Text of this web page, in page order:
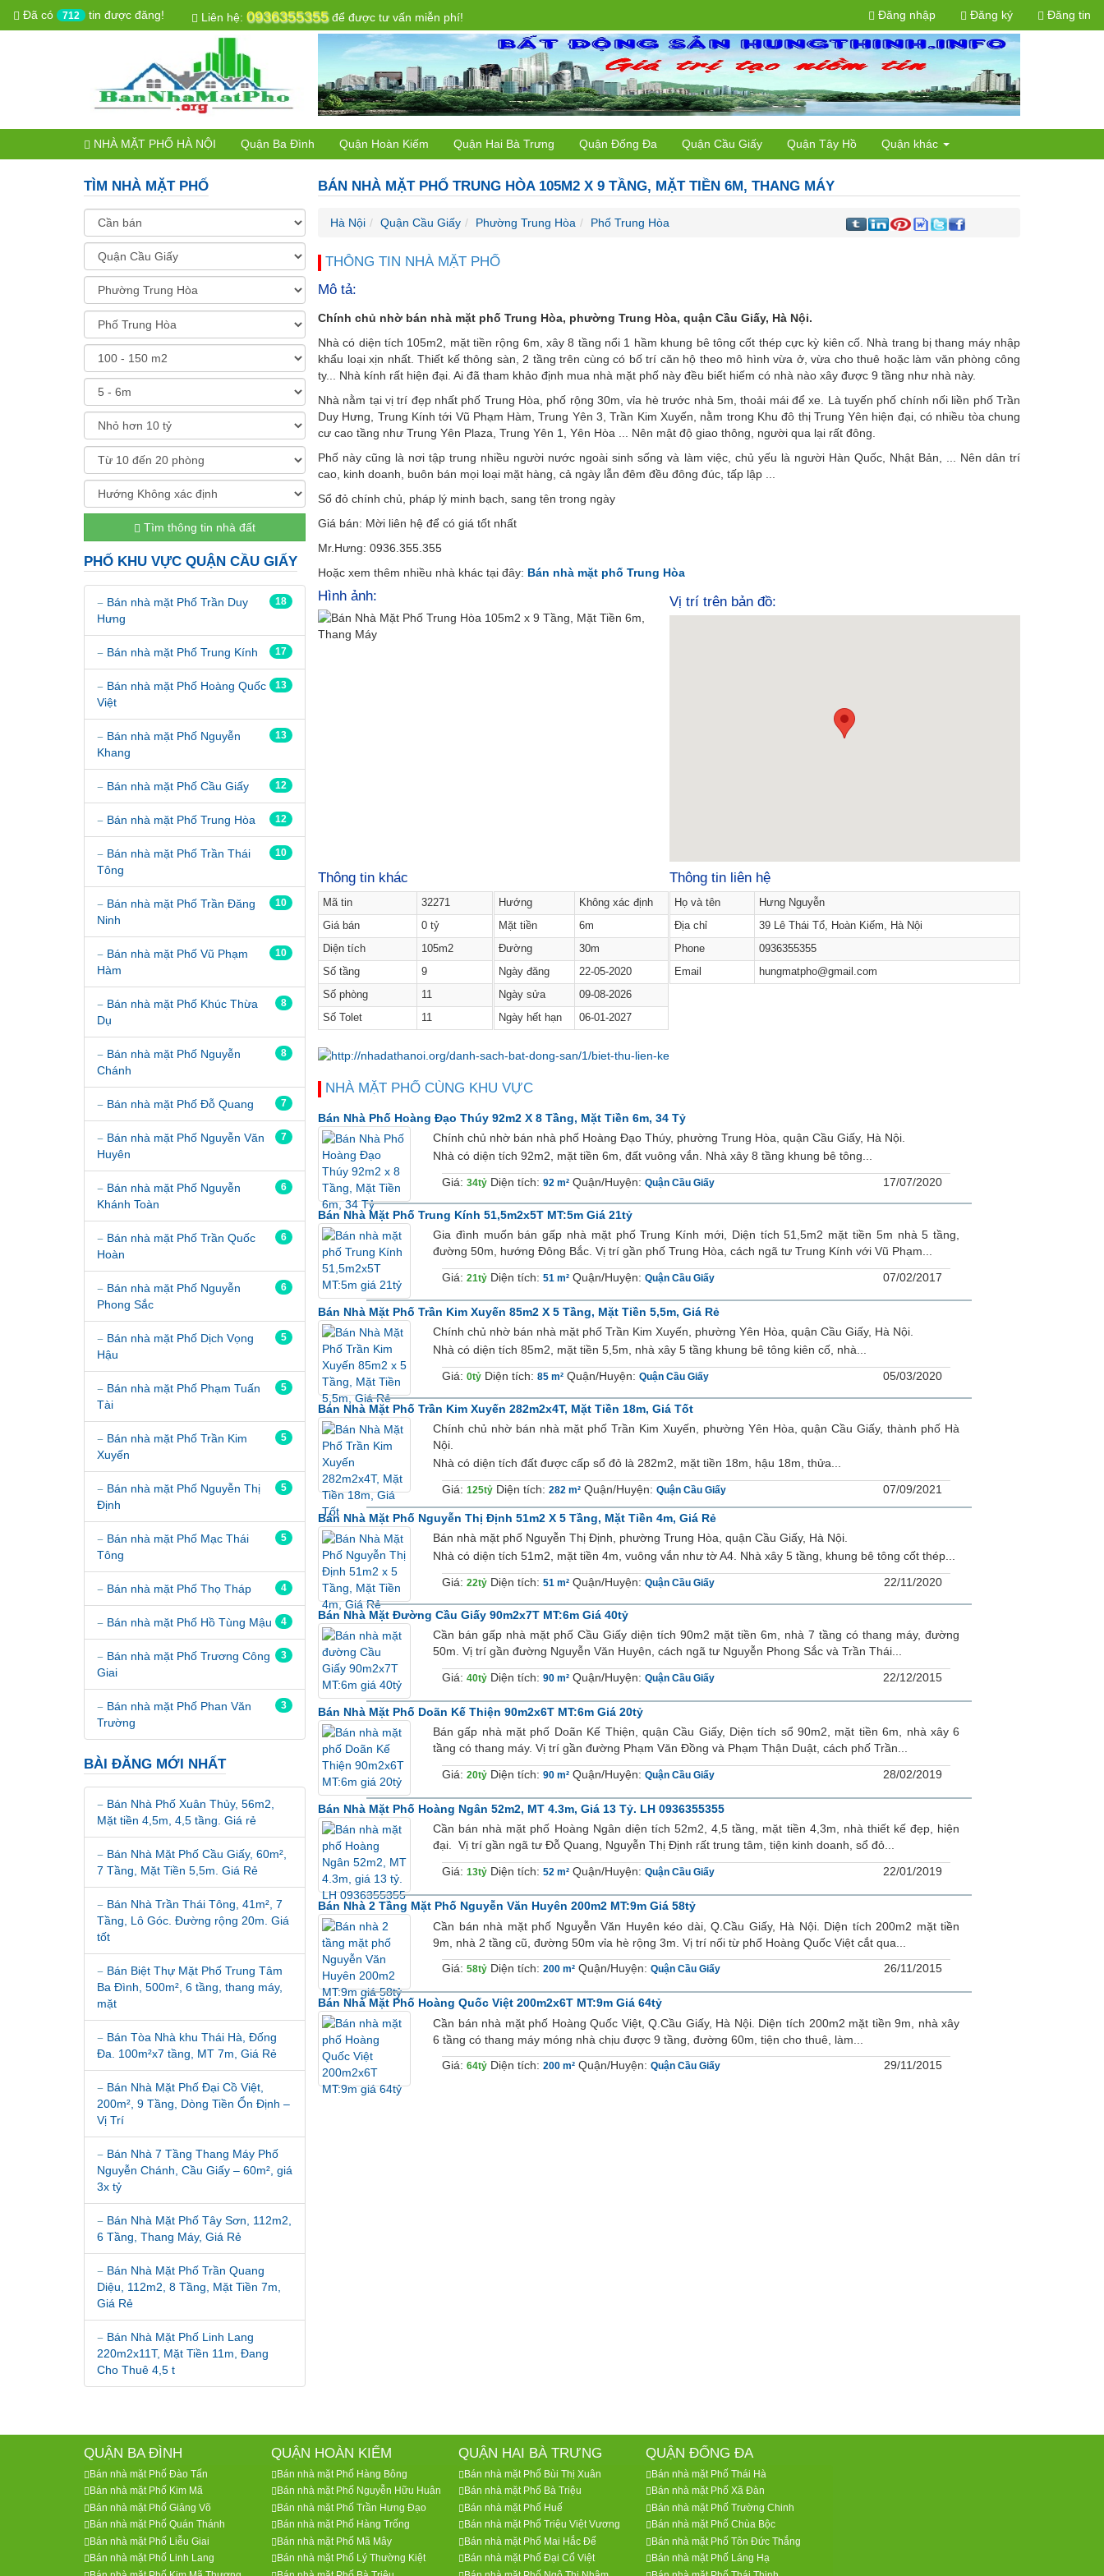
Đã có 712 tin được đăng! Liên hệ:0936355355để được tư vấn miễn phí! Đăng nhập Đăng ký Đăng tin
NHÀ MẶT PHỐ HÀ NỘI Quận Ba Đình Quận Hoàn Kiếm Quận Hai Bà Trưng Quận Đống Đa Quận Cầu Giấy Quận Tây Hồ Quận khác
TÌM NHÀ MẶT PHỐ
Tìm thông tin nhà đất
PHỐ KHU VỰC QUẬN CẦU GIẤY
18
Bán nhà mặt Phố Trần Duy
Hưng
17
Bán nhà mặt Phố Trung Kính
13
Bán nhà mặt Phố Hoàng Quốc
Việt
13
Bán nhà mặt Phố Nguyễn
Khang
12
Bán nhà mặt Phố Cầu Giấy
12
Bán nhà mặt Phố Trung Hòa
10
Bán nhà mặt Phố Trần Thái
Tông
10
Bán nhà mặt Phố Trần Đăng
Ninh
10
Bán nhà mặt Phố Vũ Phạm
Hàm
8
Bán nhà mặt Phố Khúc Thừa
Dụ
8
Bán nhà mặt Phố Nguyễn
Chánh
7
Bán nhà mặt Phố Đỗ Quang
7
Bán nhà mặt Phố Nguyễn Văn
Huyên
6
Bán nhà mặt Phố Nguyễn
Khánh Toàn
6
Bán nhà mặt Phố Trần Quốc
Hoàn
6
Bán nhà mặt Phố Nguyễn
Phong Sắc
5
Bán nhà mặt Phố Dịch Vọng
Hậu
5
Bán nhà mặt Phố Phạm Tuấn
Tài
5
Bán nhà mặt Phố Trần Kim
Xuyến
5
Bán nhà mặt Phố Nguyễn Thị
Định
5
Bán nhà mặt Phố Mạc Thái
Tông
4
Bán nhà mặt Phố Thọ Tháp
4
Bán nhà mặt Phố Hồ Tùng Mậu
3
Bán nhà mặt Phố Trương Công
Giai
3
Bán nhà mặt Phố Phan Văn
Trường
BÀI ĐĂNG MỚI NHẤT
Bán Nhà Phố Xuân Thủy, 56m2,
Mặt tiền 4,5m, 4,5 tầng. Giá rẻ
Bán Nhà Mặt Phố Cầu Giấy, 60m²,
7 Tầng, Mặt Tiền 5,5m. Giá Rẻ
Bán Nhà Trần Thái Tông, 41m², 7
Tầng, Lô Góc. Đường rộng 20m. Giá
tốt
Bán Biệt Thự Mặt Phố Trung Tâm
Ba Đình, 500m², 6 tầng, thang máy,
mặt
Bán Tòa Nhà khu Thái Hà, Đống
Đa. 100m²x7 tầng, MT 7m, Giá Rẻ
Bán Nhà Mặt Phố Đại Cồ Việt,
200m², 9 Tầng, Dòng Tiền Ổn Định –
Vị Trí
Bán Nhà 7 Tầng Thang Máy Phố
Nguyễn Chánh, Cầu Giấy – 60m², giá
3x tỷ
Bán Nhà Mặt Phố Tây Sơn, 112m2,
6 Tầng, Thang Máy, Giá Rẻ
Bán Nhà Mặt Phố Trần Quang
Diệu, 112m2, 8 Tầng, Mặt Tiền 7m,
Giá Rẻ
Bán Nhà Mặt Phố Linh Lang
220m2x11T, Mặt Tiền 11m, Đang
Cho Thuê 4,5 t
BÁN NHÀ MẶT PHỐ TRUNG HÒA 105M2 X 9 TẦNG, MẶT TIỀN 6M, THANG MÁY
Hà Nội Quận Cầu Giấy Phường Trung Hòa Phố Trung Hòa
THÔNG TIN NHÀ MẶT PHỐ
Mô tả:
Chính chủ nhờ bán nhà mặt phố Trung Hòa, phường Trung Hòa, quận Cầu Giấy, Hà Nội.
Nhà có diện tích 105m2, mặt tiền rộng 6m, xây 8 tầng nổi 1 hầm khung bê tông cốt thép cực kỳ kiên cố. Nhà trang bị thang máy nhập
khẩu loại xịn nhất. Thiết kế thông sàn, 2 tầng trên cùng có bố trí căn hộ theo mô hình vừa ở, vừa cho thuê hoặc làm văn phòng công
ty... Nhà kính rất hiện đại. Ai đã tham khảo định mua nhà mặt phố này đều biết hiếm có nhà nào xây được 9 tầng như nhà này.
Nhà nằm tại vị trí đẹp nhất phố Trung Hòa, phố rộng 30m, vỉa hè trước nhà 5m, thoải mái để xe. Là tuyến phố chính nối liền phố Trần
Duy Hưng, Trung Kính tới Vũ Phạm Hàm, Trung Yên 3, Trần Kim Xuyến, nằm trong Khu đô thị Trung Yên hiện đại, có nhiều tòa chung
cư cao tầng như Trung Yên Plaza, Trung Yên 1, Yên Hòa ... Nên mật độ giao thông, người qua lại rất đông.
Phố này cũng là nơi tập trung nhiều người nước ngoài sinh sống và làm việc, chủ yếu là người Hàn Quốc, Nhật Bản, ... Nên dân trí
cao, kinh doanh, buôn bán mọi loại mặt hàng, cả ngày lẫn đêm đều đông đúc, tấp lập ...
Sổ đỏ chính chủ, pháp lý minh bạch, sang tên trong ngày
Giá bán: Mời liên hệ để có giá tốt nhất
Mr.Hưng: 0936.355.355
Hoặc xem thêm nhiều nhà khác tại đây: Bán nhà mặt phố Trung Hòa
Hình ảnh: Vị trí trên bản đồ:
Thông tin khác
Mã tin
32271
Giá bán
0 tỷ
Diện tích
105m2
Số tầng
9
Số phòng
11
Số Tolet
11
Hướng
Không xác định
Mặt tiền
6m
Đường
30m
Ngày đăng
22-05-2020
Ngày sửa
09-08-2026
Ngày hết hạn
06-01-2027
Thông tin liên hệ
Họ và tên
Hưng Nguyễn
Địa chỉ
39 Lê Thái Tổ, Hoàn Kiếm, Hà Nội
Phone
0936355355
Email
hungmatpho@gmail.com
NHÀ MẶT PHỐ CÙNG KHU VỰC
Bán Nhà Phố Hoàng Đạo Thúy 92m2 X 8 Tầng, Mặt Tiền 6m, 34 Tỷ
Chính chủ nhờ bán nhà phố Hoàng Đạo Thúy, phường Trung Hòa, quận Cầu Giấy, Hà Nội.
Nhà có diện tích 92m2, mặt tiền 6m, đất vuông vắn. Nhà xây 8 tầng khung bê tông...
Giá: 34tỷ Diện tích: 92 m² Quận/Huyện: Quận Cầu Giấy 17/07/2020
Bán Nhà Mặt Phố Trung Kính 51,5m2x5T MT:5m Giá 21tỷ
Gia đình muốn bán gấp nhà mặt phố Trung Kính mới, Diện tích 51,5m2 mặt tiền 5m nhà 5 tầng,
đường 50m, hướng Đông Bắc. Vị trí gần phố Trung Hòa, cách ngã tư Trung Kính với Vũ Phạm...
Giá: 21tỷ Diện tích: 51 m² Quận/Huyện: Quận Cầu Giấy 07/02/2017
Bán Nhà Mặt Phố Trần Kim Xuyến 85m2 X 5 Tầng, Mặt Tiền 5,5m, Giá Rẻ
Chính chủ nhờ bán nhà mặt phố Trần Kim Xuyến, phường Yên Hòa, quận Cầu Giấy, Hà Nội.
Nhà có diện tích 85m2, mặt tiền 5,5m, nhà xây 5 tầng khung bê tông kiên cố, nhà...
Giá: 0tỷ Diện tích: 85 m² Quận/Huyện: Quận Cầu Giấy 05/03/2020
Bán Nhà Mặt Phố Trần Kim Xuyến 282m2x4T, Mặt Tiền 18m, Giá Tốt
Chính chủ nhờ bán nhà mặt phố Trần Kim Xuyến, phường Yên Hòa, quận Cầu Giấy, thành phố Hà
Nội.
Nhà có diện tích đất được cấp sổ đỏ là 282m2, mặt tiền 18m, hậu 18m, thửa...
Giá: 125tỷ Diện tích: 282 m² Quận/Huyện: Quận Cầu Giấy 07/09/2021
Bán Nhà Mặt Phố Nguyễn Thị Định 51m2 X 5 Tầng, Mặt Tiền 4m, Giá Rẻ
Bán nhà mặt phố Nguyễn Thị Định, phường Trung Hòa, quận Cầu Giấy, Hà Nội.
Nhà có diện tích 51m2, mặt tiền 4m, vuông vắn như tờ A4. Nhà xây 5 tầng, khung bê tông cốt thép...
Giá: 22tỷ Diện tích: 51 m² Quận/Huyện: Quận Cầu Giấy 22/11/2020
Bán Nhà Mặt Đường Cầu Giấy 90m2x7T MT:6m Giá 40tỷ
Cần bán gấp nhà mặt phố Cầu Giấy diện tích 90m2 mặt tiền 6m, nhà 7 tầng có thang máy, đường
50m. Vị trí gần đường Nguyễn Văn Huyên, cách ngã tư Nguyễn Phong Sắc và Trần Thái...
Giá: 40tỷ Diện tích: 90 m² Quận/Huyện: Quận Cầu Giấy 22/12/2015
Bán Nhà Mặt Phố Doãn Kế Thiện 90m2x6T MT:6m Giá 20tỷ
Bán gấp nhà mặt phố Doãn Kế Thiện, quận Cầu Giấy, Diện tích sổ 90m2, mặt tiền 6m, nhà xây 6
tầng có thang máy. Vị trí gần đường Phạm Văn Đồng và Phạm Thận Duật, cách phố Trần...
Giá: 20tỷ Diện tích: 90 m² Quận/Huyện: Quận Cầu Giấy 28/02/2019
Bán Nhà Mặt Phố Hoàng Ngân 52m2, MT 4.3m, Giá 13 Tỷ. LH 0936355355
Cần bán nhà mặt phố Hoàng Ngân diện tích 52m2, 4,5 tầng, mặt tiền 4,3m, nhà thiết kế đẹp, hiện
đại. Vị trí gần ngã tư Đỗ Quang, Nguyễn Thị Định rất trung tâm, tiện kinh doanh, sổ đỏ...
Giá: 13tỷ Diện tích: 52 m² Quận/Huyện: Quận Cầu Giấy 22/01/2019
Bán Nhà 2 Tầng Mặt Phố Nguyễn Văn Huyên 200m2 MT:9m Giá 58tỷ
Cần bán nhà mặt phố Nguyễn Văn Huyên kéo dài, Q.Cầu Giấy, Hà Nội. Diện tích 200m2 mặt tiền
9m, nhà 2 tầng cũ, đường 50m vỉa hè rộng 3m. Vị trí nối từ phố Hoàng Quốc Việt cắt qua...
Giá: 58tỷ Diện tích: 200 m² Quận/Huyện: Quận Cầu Giấy 26/11/2015
Bán Nhà Mặt Phố Hoàng Quốc Việt 200m2x6T MT:9m Giá 64tỷ
Cần bán nhà mặt phố Hoàng Quốc Việt, Q.Cầu Giấy, Hà Nội. Diện tích 200m2 mặt tiền 9m, nhà xây
6 tầng có thang máy móng nhà chịu được 9 tầng, đường 60m, tiện cho thuê, làm...
Giá: 64tỷ Diện tích: 200 m² Quận/Huyện: Quận Cầu Giấy 29/11/2015
QUẬN BA ĐÌNH
Bán nhà mặt Phố Đào Tấn
Bán nhà mặt Phố Kim Mã
Bán nhà mặt Phố Giảng Võ
Bán nhà mặt Phố Quán Thánh
Bán nhà mặt Phố Liễu Giai
Bán nhà mặt Phố Linh Lang
QUẬN HOÀN KIẾM
Bán nhà mặt Phố Hàng Bông
Bán nhà mặt Phố Nguyễn Hữu Huân
Bán nhà mặt Phố Trần Hưng Đạo
Bán nhà mặt Phố Hàng Trống
Bán nhà mặt Phố Mã Mây
Bán nhà mặt Phố Lý Thường Kiệt
QUẬN HAI BÀ TRƯNG
Bán nhà mặt Phố Bùi Thị Xuân
Bán nhà mặt Phố Bà Triệu
Bán nhà mặt Phố Huế
Bán nhà mặt Phố Triệu Việt Vương
Bán nhà mặt Phố Mai Hắc Đế
Bán nhà mặt Phố Đại Cổ Việt
QUẬN ĐỐNG ĐA
Bán nhà mặt Phố Thái Hà
Bán nhà mặt Phố Xã Đàn
Bán nhà mặt Phố Trường Chinh
Bán nhà mặt Phố Chùa Bộc
Bán nhà mặt Phố Tôn Đức Thắng
Bán nhà mặt Phố Láng Hạ